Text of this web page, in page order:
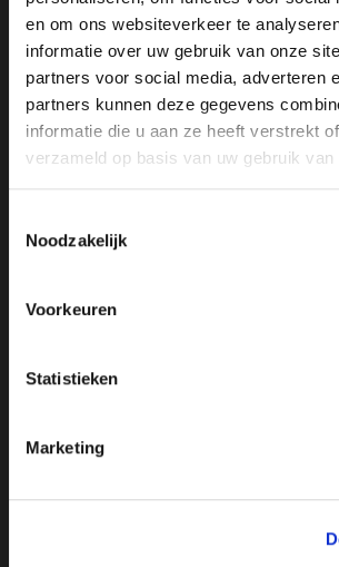
en om ons websiteverkeer te
informatie over uw gebruik van onze
partners voor social media, adverteren
partners kunnen deze gegevens
informatie die u aan ze heeft verstrekt
verzameld op basis van uw gebruik
Noodzakelijk
Voorkeuren
Statistieken
Marketing
“Je kunt zijn wie je bent en zeggen
je niet meer in te houden vanwege een
Kijk de uitzending